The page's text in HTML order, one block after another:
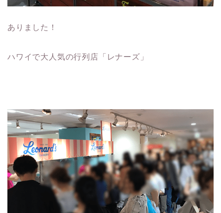
ありました！
ハワイで大人気の行列店「レナーズ」